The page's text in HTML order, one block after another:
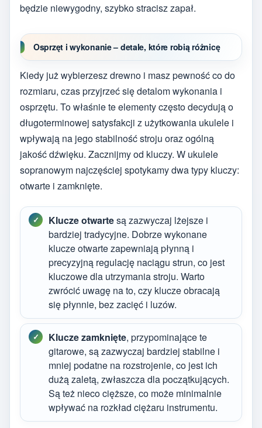
będzie niewygodny, szybko stracisz zapał.
Osprzęt i wykonanie – detale, które robią różnicę
Kiedy już wybierzesz drewno i masz pewność co do
rozmiaru, czas przyjrzeć się detalom wykonania i
osprzętu. To właśnie te elementy często decydują o
długoterminowej satysfakcji z użytkowania ukulele i
wpływają na jego stabilność stroju oraz ogólną
jakość dźwięku. Zacznijmy od kluczy. W ukulele
sopranowym najczęściej spotykamy dwa typy kluczy:
otwarte i zamknięte.
Klucze otwartesą zazwyczaj lżejsze i
bardziej tradycyjne. Dobrze wykonane
klucze otwarte zapewniają płynną i
precyzyjną regulację naciągu strun, co jest
kluczowe dla utrzymania stroju. Warto
zwrócić uwagę na to, czy klucze obracają
się płynnie, bez zacięć i luzów.
Klucze zamknięte, przypominające te
gitarowe, są zazwyczaj bardziej stabilne i
mniej podatne na rozstrojenie, co jest ich
dużą zaletą, zwłaszcza dla początkujących.
Są też nieco cięższe, co może minimalnie
wpływać na rozkład ciężaru instrumentu.